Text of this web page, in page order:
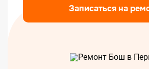
Записаться на